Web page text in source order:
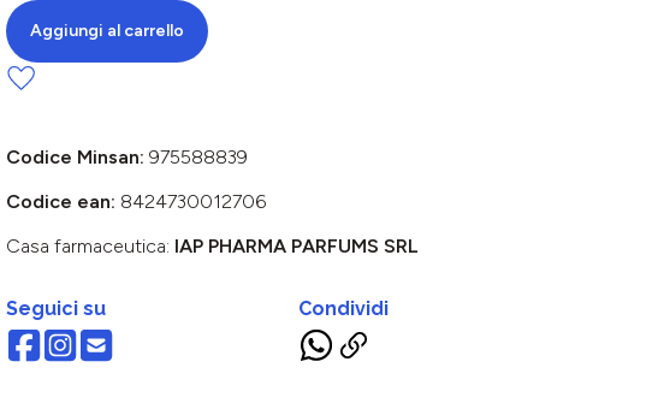
Aggiungi al carrello
Codice Minsan: 975588839
Codice ean: 8424730012706
Casa farmaceutica: IAP PHARMA PARFUMS SRL
Seguici su Condividi